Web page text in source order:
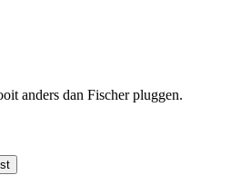
anders dan Fischer pluggen.